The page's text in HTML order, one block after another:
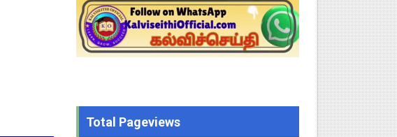
அதிரடி சுற்றறிக்கைகள் - முழு விவரங்கள்!
கணக்கீடு – புதிய தெளிவுரை: முக்கிய செயல்முறைகள் வெளியீடு!
Total Pageviews